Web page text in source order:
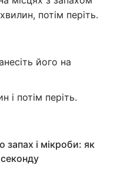
потім періть.
його на
і потім періть.
запах і мікроби: як
секонду